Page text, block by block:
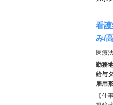
看護
み/
医療
勤務地
給与
雇用
【仕